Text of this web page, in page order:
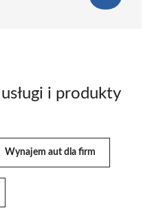
i produkty
Wynajem aut dla firm